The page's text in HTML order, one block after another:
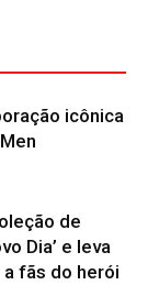
icônica
de
Dia’ e leva
fãs do herói